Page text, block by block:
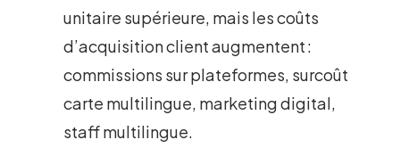
unitaire supérieure, mais les coûts
d’acquisition client augmentent :
commissions sur plateformes, surcoût
carte multilingue, marketing digital,
staff multilingue.